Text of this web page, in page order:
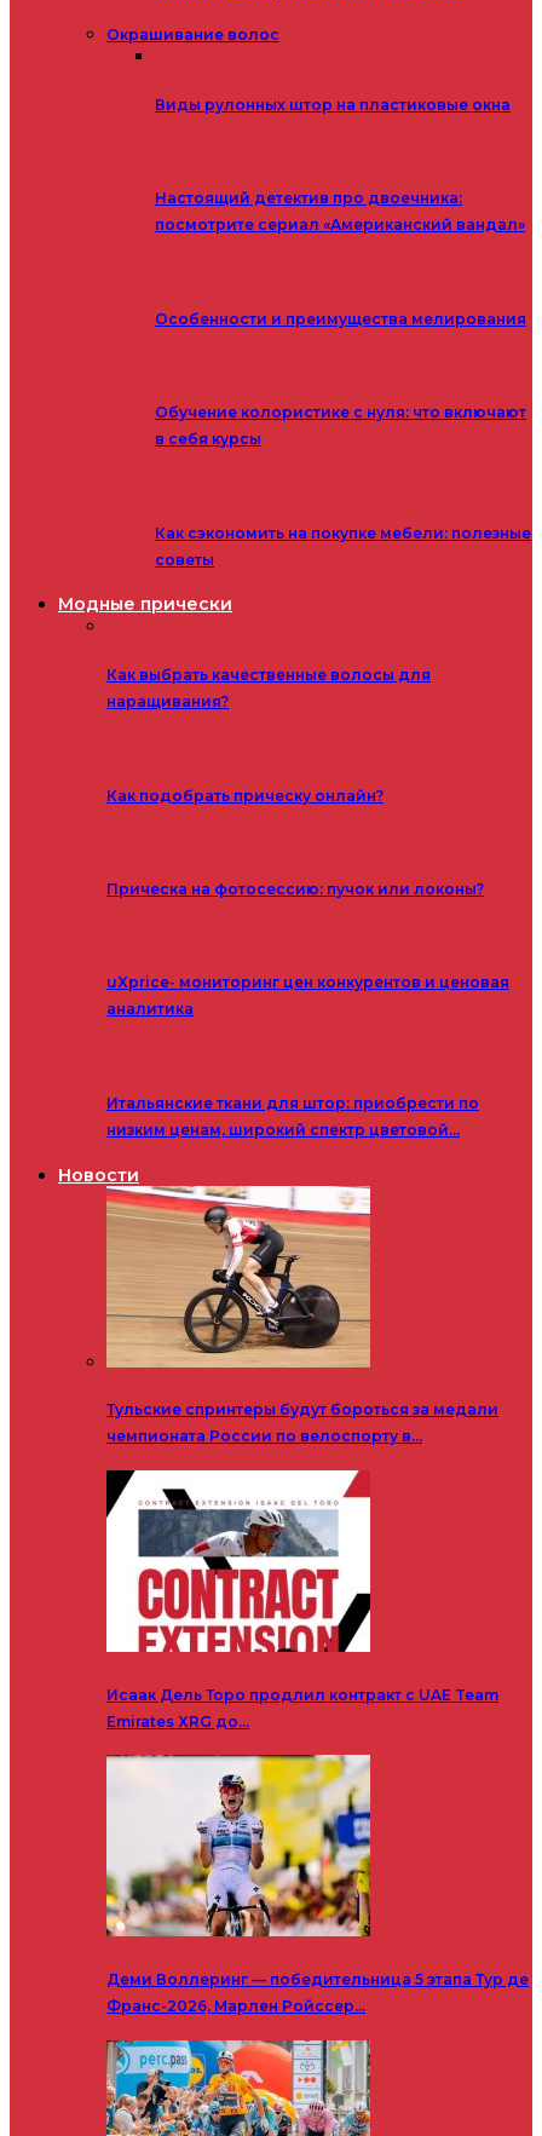
Окрашивание волос
Виды рулонных штор на пластиковые окна
Настоящий детектив про двоечника:
посмотрите сериал «Американский вандал»
Особенности и преимущества мелирования
Обучение колористике с нуля: что включают
в себя курсы
Как сэкономить на покупке мебели: полезные
советы
Модные прически
Как выбрать качественные волосы для
наращивания?
Как подобрать прическу онлайн?
Прическа на фотосессию: пучок или локоны?
uXprice- мониторинг цен конкурентов и ценовая
аналитика
Итальянские ткани для штор: приобрести по
низким ценам, широкий спектр цветовой…
Новости
Тульские спринтеры будут бороться за медали
чемпионата России по велоспорту в…
Исаак Дель Торо продлил контракт с UAE Team
Emirates XRG до…
Деми Воллеринг — победительница 5 этапа Тур де
Франс-2026, Марлен Ройссер…